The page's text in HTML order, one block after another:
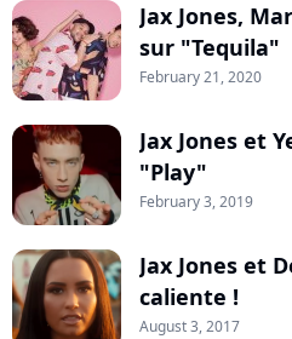
Jax Jones,
sur "Tequila"
February 21, 2020
Jax Jones et
"Play"
February 3, 2019
Jax Jones et
caliente !
August 3, 2017